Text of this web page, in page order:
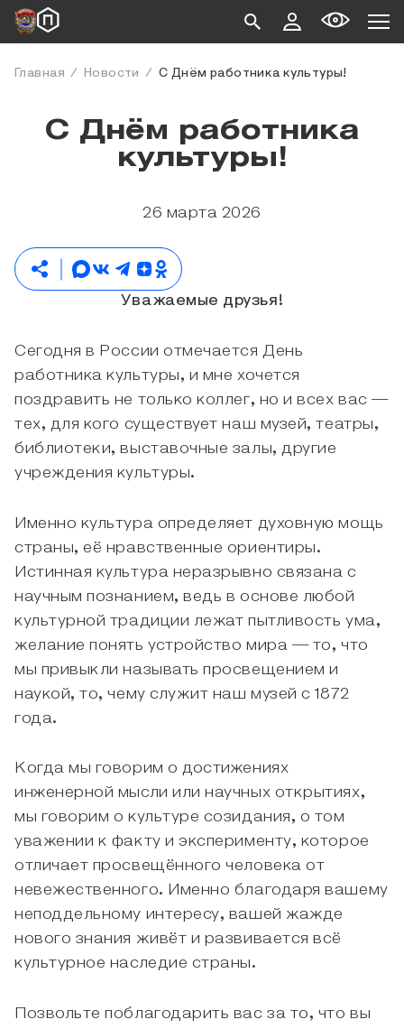
Главная Новости С Днём работника культуры!
С Днём работника
культуры!
26 марта 2026
Уважаемые друзья!
Сегодня в России отмечается День
работника культуры, и мне хочется
поздравить не только коллег, но и всех вас —
тех, для кого существует наш музей, театры,
библиотеки, выставочные залы, другие
учреждения культуры.
Именно культура определяет духовную мощь
страны, её нравственные ориентиры.
Истинная культура неразрывно связана с
научным познанием, ведь в основе любой
культурной традиции лежат пытливость ума,
желание понять устройство мира — то, что
мы привыкли называть просвещением и
наукой, то, чему служит наш музей с 1872
года.
Когда мы говорим о достижениях
инженерной мысли или научных открытиях,
мы говорим о культуре созидания, о том
уважении к факту и эксперименту, которое
отличает просвещённого человека от
невежественного. Именно благодаря вашему
неподдельному интересу, вашей жажде
нового знания живёт и развивается всё
культурное наследие страны.
Позвольте поблагодарить вас за то, что вы